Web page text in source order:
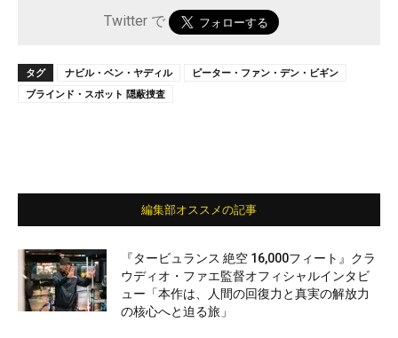
Twitter で
タグ ナビル・ベン・ヤディル
ピーター・ファン・デン・ビギン
ブラインド・スポット 隠蔽捜査
編集部オススメの記事
『タービュランス 絶空 16,000フィート』クラ
ウディオ・ファエ監督オフィシャルインタビ
ュー「本作は、人間の回復力と真実の解放力
の核心へと迫る旅」